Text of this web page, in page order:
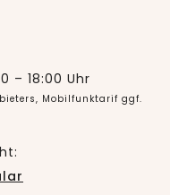
– 18:00 Uhr
Mobilfunktarif ggf.